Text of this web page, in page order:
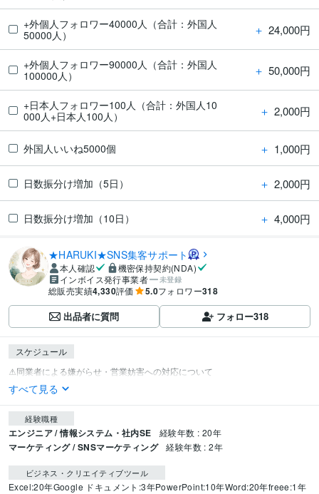
+外個人フォロワー40000人（合計：外国人
50000人）
＋ 24,000円
+外個人フォロワー90000人（合計：外国人
100000人）
＋ 50,000円
+日本人フォロワー100人（合計：外国人10
000人+日本人100人）
＋ 2,000円
外国人いいね5000個 ＋ 1,000円
日数振分け増加（5日） ＋ 2,000円
日数振分け増加（10日） ＋ 4,000円
★HARUKI★SNS集客サポート
本人確認
機密保持契約(NDA)
インボイス発行事業者
未登録
総販売実績4,330評価 5.0フォロワー318
出品者に質問 フォロー318
スケジュール
すべて見る
経験職種
エンジニア / 情報システム・社内SE 経験年数 : 20年
マーケティング / SNSマーケティング 経験年数 : 2年
ビジネス・クリエイティブツール
Excel:20年Google ドキュメント:3年PowerPoint:10年Word:20年freee:1年